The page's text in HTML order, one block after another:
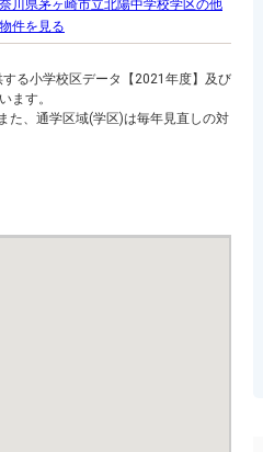
川県茅ヶ崎市立北陽中学校学区の他
件を見る
る小学校区データ【2021年度】及び
ます。
た、通学区域(学区)は毎年見直しの対